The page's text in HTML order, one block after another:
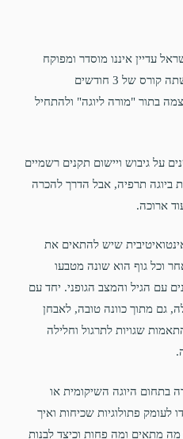
עדיין איננו מוסדר ומפוקח
באופן רשמי, ולמעשה גם מי שעשתה קורס של 3 חודשים
בתור "מורה ליוגה" ולהתחיל
על גיבוש ויישום תקנים רשמיים
ביוגה תרפיה, אבל הדרך להכרה
ארוכה.
אינטואיטיבית שיש להתאים את
וכל גוף הוא שונה מטבעו
עם הגיל והמצב הגופני. יחד עם
גם מתוך כוונה טובה, לאבחן
שגויות לתרגול וחלילה
בתחום היוגה השיקומית או
לעומק פתולוגיות שכיחות ואיך
מתאים ומה פחות וכיצד לבנות